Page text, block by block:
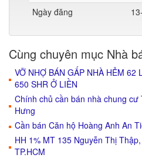
Ngày đăng
Cùng chuyên mục Nhà
VỠ NHỢ BÁN GẤP NHÀ HẺM 62
650 SHR Ở LIỀN
Chính chủ cần bán nhà chung cư
Hưng
Cần bán Căn hộ Hoàng Anh An
HH 1% MT 135 Nguyễn Thị
TP.HCM